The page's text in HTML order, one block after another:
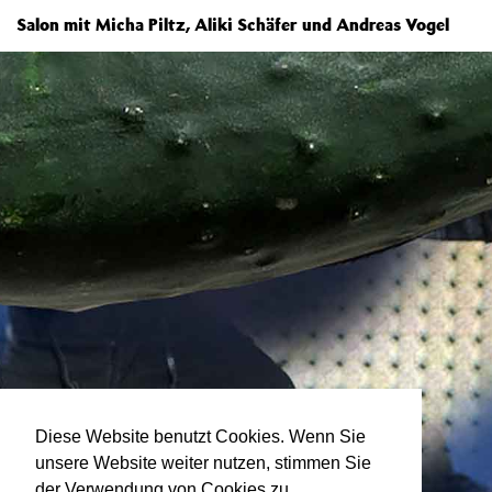
Diese Website benutzt Cookies. Wenn Sie
unsere Website weiter nutzen, stimmen Sie
Salon mit Micha Piltz, Aliki Schäfer und Andreas Vogel